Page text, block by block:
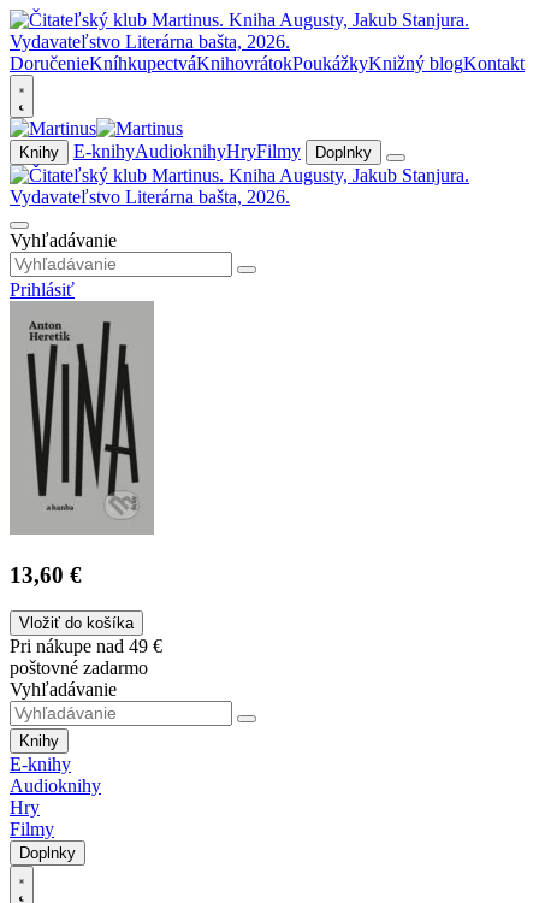
DoručenieKníhkupectváKnihovrátokPoukážkyKnižný blogKontakt
Knihy E-knihyAudioknihyHryFilmy Doplnky
Vyhľadávanie
Prihlásiť
13,60 €
Vložiť do košíka
Pri nákupe nad 49 €
poštovné zadarmo
Vyhľadávanie
Knihy
E-knihy
Audioknihy
Hry
Filmy
Doplnky